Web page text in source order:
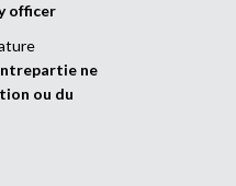
officer
ne
ou du